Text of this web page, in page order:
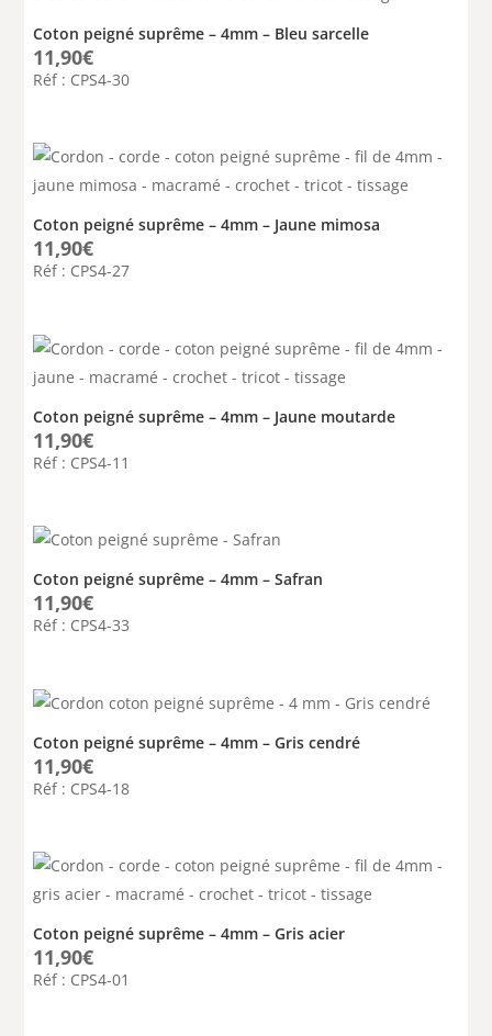
Coton peigné suprême – 4mm – Bleu sarcelle
11,90€
Réf : CPS4-30
Coton peigné suprême – 4mm – Jaune mimosa
11,90€
Réf : CPS4-27
Coton peigné suprême – 4mm – Jaune moutarde
11,90€
Réf : CPS4-11
Coton peigné suprême – 4mm – Safran
11,90€
Réf : CPS4-33
Coton peigné suprême – 4mm – Gris cendré
11,90€
Réf : CPS4-18
Coton peigné suprême – 4mm – Gris acier
11,90€
Réf : CPS4-01